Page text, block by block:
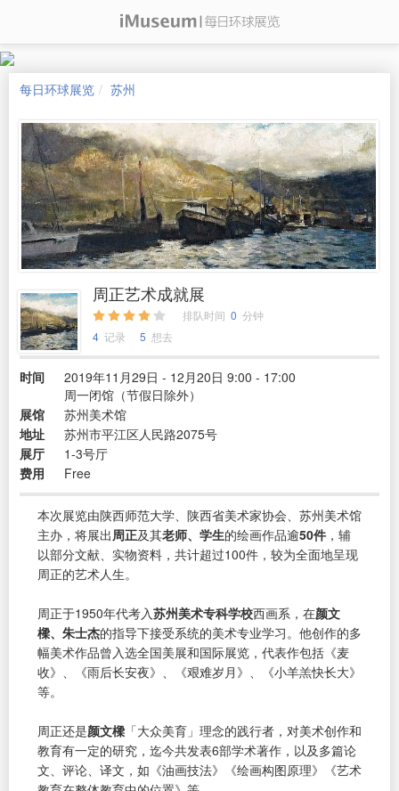
每日环球展览 苏州
周正艺术成就展
排队时间 0 分钟
4 记录 5 想去
时间
2019年11月29日 - 12月20日 9:00 - 17:00
周一闭馆（节假日除外）
展馆
苏州美术馆
地址
苏州市平江区人民路2075号
展厅
1-3号厅
费用
Free
本次展览由陕西师范大学、陕西省美术家协会、苏州美术馆
主办，将展出周正及其老师、学生的绘画作品逾50件 ，辅
以部分文献、实物资料，共计超过100件，较为全面地呈现
周正的艺术人生。
周正于1950年代考入苏州美术专科学校西画系，在颜文
樑、朱士杰的指导下接受系统的美术专业学习。他创作的多
幅美术作品曾入选全国美展和国际展览，代表作包括《麦
收》、《雨后长安夜》、《艰难岁月》、《小羊羔快长大》
等。
周正还是颜文樑 「大众美育」理念的践行者，对美术创作和
教育有一定的研究，迄今共发表6部学术著作，以及多篇论
文、评论、译文，如《油画技法》《绘画构图原理》《艺术